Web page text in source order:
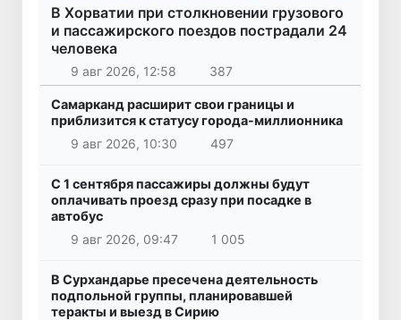
В Хорватии при столкновении грузового
и пассажирского поездов пострадали 24
человека
9 авг 2026, 12:58 387
Самарканд расширит свои границы и
приблизится к статусу города-миллионника
9 авг 2026, 10:30
497
С 1 сентября пассажиры должны будут
оплачивать проезд сразу при посадке в
автобус
9 авг 2026, 09:47
1 005
В Сурхандарье пресечена деятельность
подпольной группы, планировавшей
теракты и выезд в Сирию